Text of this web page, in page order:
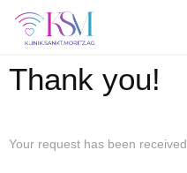
Thank you!
Your request has been